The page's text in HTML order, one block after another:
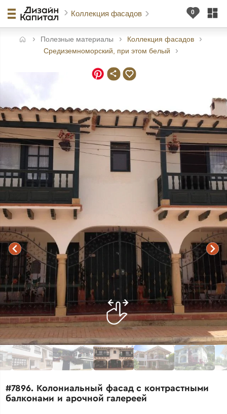
Коллекция фасадов
Полезные материалы
Коллекция фасадов
Средиземноморский, при этом белый
#7896. Колониальный фасад с контрастными
балконами и арочной галереей